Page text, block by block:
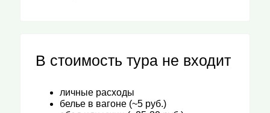
В стоимость тура не входит
личные расходы
белье в вагоне (~5 руб.)